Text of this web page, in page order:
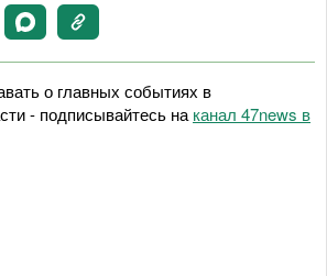
о главных событиях в
- подписывайтесь на канал 47news в